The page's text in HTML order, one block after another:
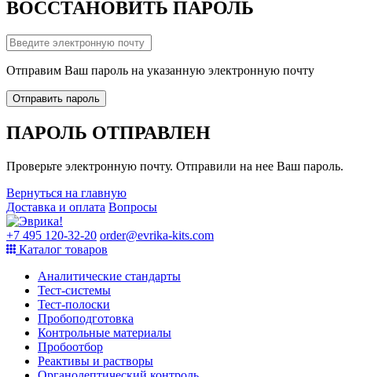
ВОССТАНОВИТЬ ПАРОЛЬ
Отправим Ваш пароль на указанную электронную почту
Отправить пароль
ПАРОЛЬ ОТПРАВЛЕН
Проверьте электронную почту. Отправили на нее Ваш пароль.
Вернуться на главную
Доставка и оплата Вопросы
+7 495 120-32-20 order@evrika-kits.com
Каталог товаров
Аналитические стандарты
Тест-системы
Тест-полоски
Пробоподготовка
Контрольные материалы
Пробоотбор
Реактивы и растворы